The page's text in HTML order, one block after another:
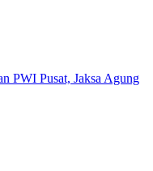
PWI Pusat, Jaksa Agung